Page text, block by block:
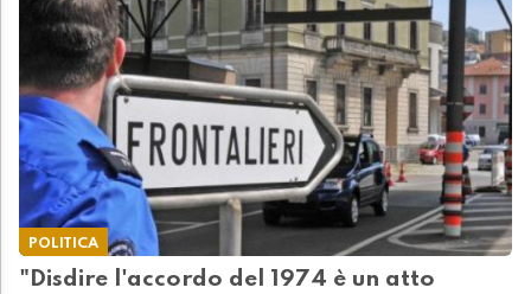
POLITICA
"Disdire l'accordo del 1974 è un atto